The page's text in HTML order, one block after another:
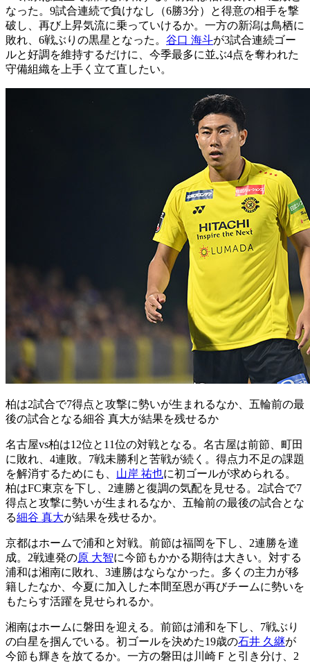
なった。9試合連続で負けなし（6勝3分）と得意の相手を撃
破し、再び上昇気流に乗っていけるか。一方の新潟は鳥栖に
敗れ、6戦ぶりの黒星となった。 谷口 海斗が3試合連続ゴー
ルと好調を維持するだけに、今季最多に並ぶ4点を奪われた
守備組織を上手く立て直したい。
柏は2試合で7得点と攻撃に勢いが生まれるなか、五輪前の最
後の試合となる細谷 真大が結果を残せるか
名古屋vs柏は12位と11位の対戦となる。名古屋は前節、町田
に敗れ、4連敗。7戦未勝利と苦戦が続く。得点力不足の課題
を解消するためにも、 山岸 祐也に初ゴールが求められる。
柏はFC東京を下し、2連勝と復調の気配を見せる。2試合で7
得点と攻撃に勢いが生まれるなか、五輪前の最後の試合とな
る細谷 真大が結果を残せるか。
京都はホームで浦和と対戦。前節は福岡を下し、2連勝を達
成。2戦連発の原 大智に今節もかかる期待は大きい。対する
浦和は湘南に敗れ、3連勝はならなかった。多くの主力が移
籍したなか、今夏に加入した本間至恩が再びチームに勢いを
もたらす活躍を見せられるか。
湘南はホームに磐田を迎える。前節は浦和を下し、7戦ぶり
の白星を掴んでいる。初ゴールを決めた19歳の石井 久継が
今節も輝きを放てるか。一方の磐田は川崎Ｆと引き分け、2